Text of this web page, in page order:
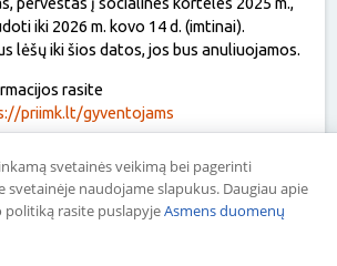
iki 2026 m. kovo 14 d. (imtinai).
lėšų iki šios datos, jos bus anuliuojamos.
rasite
priimk.lt/gyventojams
2021-2027 m. Materialinio
mažinimo programos Lietuvai
svetainės veikimą bei pagerinti
naudojame slapukus. Daugiau apie
rasite puslapyjeAsmens duomenų